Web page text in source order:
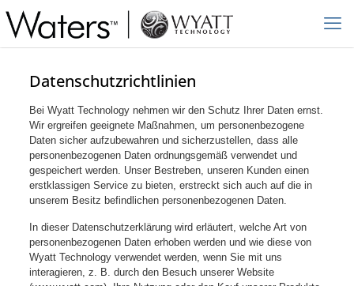
Datenschutzrichtlinien
Bei Wyatt Technology nehmen wir den Schutz Ihrer Daten ernst.
Wir ergreifen geeignete Maßnahmen, um personenbezogene
Daten sicher aufzubewahren und sicherzustellen, dass alle
personenbezogenen Daten ordnungsgemäß verwendet und
gespeichert werden. Unser Bestreben, unseren Kunden einen
erstklassigen Service zu bieten, erstreckt sich auch auf die in
unserem Besitz befindlichen personenbezogenen Daten.
In dieser Datenschutzerklärung wird erläutert, welche Art von
personenbezogenen Daten erhoben werden und wie diese von
Wyatt Technology verwendet werden, wenn Sie mit uns
interagieren, z. B. durch den Besuch unserer Website